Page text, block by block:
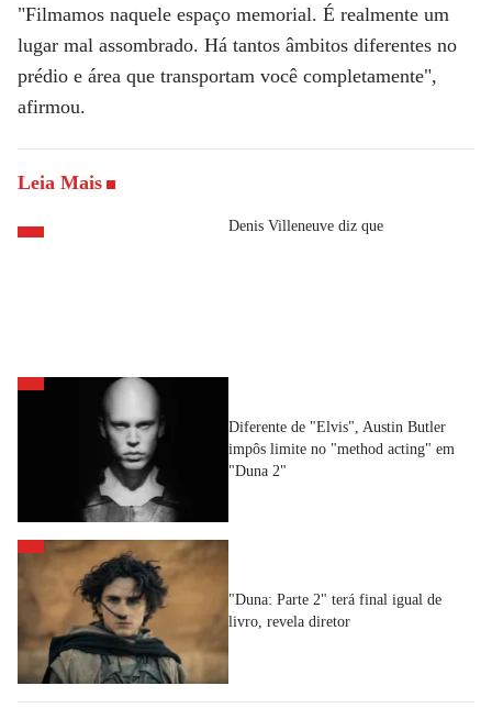
"Filmamos naquele espaço memorial. É realmente um
lugar mal assombrado. Há tantos âmbitos diferentes no
prédio e área que transportam você completamente",
afirmou.
Leia Mais
Denis Villeneuve diz que
Diferente de "Elvis", Austin Butler
impôs limite no "method acting" em
"Duna 2"
"Duna: Parte 2" terá final igual de
livro, revela diretor